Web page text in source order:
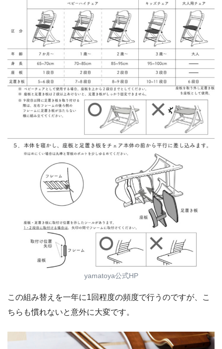
yamatoya公式HP
この組み替えを一年に1回程度の頻度で行うのですが、こ
ちらも慣れないと意外に大変です。